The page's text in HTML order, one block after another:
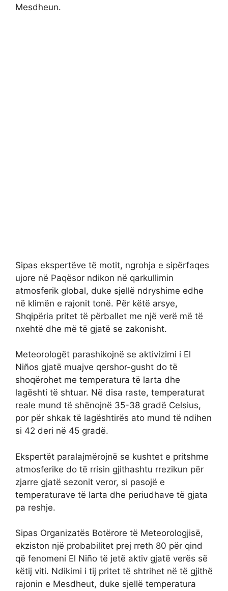
Mesdheun.
Sipas ekspertëve të motit, ngrohja e sipërfaqes
ujore në Paqësor ndikon në qarkullimin
atmosferik global, duke sjellë ndryshime edhe
në klimën e rajonit tonë. Për këtë arsye,
Shqipëria pritet të përballet me një verë më të
nxehtë dhe më të gjatë se zakonisht.
Meteorologët parashikojnë se aktivizimi i El
Niños gjatë muajve qershor-gusht do të
shoqërohet me temperatura të larta dhe
lagështi të shtuar. Në disa raste, temperaturat
reale mund të shënojnë 35-38 gradë Celsius,
por për shkak të lagështirës ato mund të ndihen
si 42 deri në 45 gradë.
Ekspertët paralajmërojnë se kushtet e pritshme
atmosferike do të rrisin gjithashtu rrezikun për
zjarre gjatë sezonit veror, si pasojë e
temperaturave të larta dhe periudhave të gjata
pa reshje.
Sipas Organizatës Botërore të Meteorologjisë,
ekziston një probabilitet prej rreth 80 për qind
që fenomeni El Niño të jetë aktiv gjatë verës së
këtij viti. Ndikimi i tij pritet të shtrihet në të gjithë
rajonin e Mesdheut, duke sjellë temperatura